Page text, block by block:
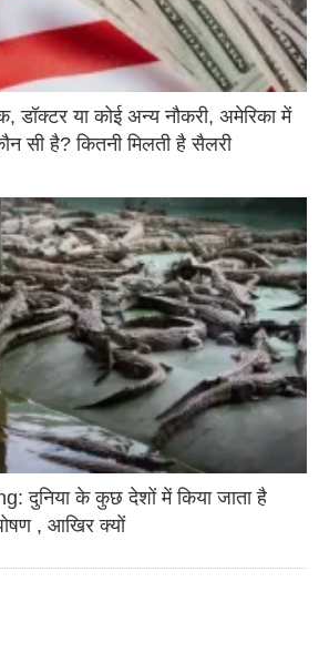
डॉक्टर या कोई अन्य नौकरी, अमेरिका में
सी है? कितनी मिलती है सैलरी
दुनिया के कुछ देशों में किया जाता है
, आखिर क्यों